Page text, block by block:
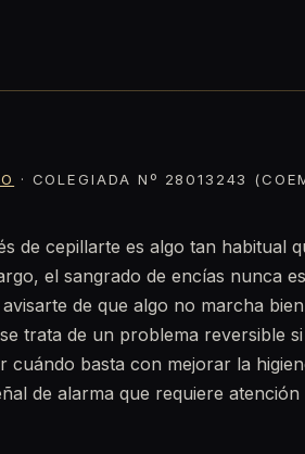
· COLEGIADA Nº 28013243
de cepillarte es algo tan habitual
el sangrado de encías nunca
de que algo no marcha
trata de un problema reversible
cuándo basta con mejorar la
de alarma que requiere